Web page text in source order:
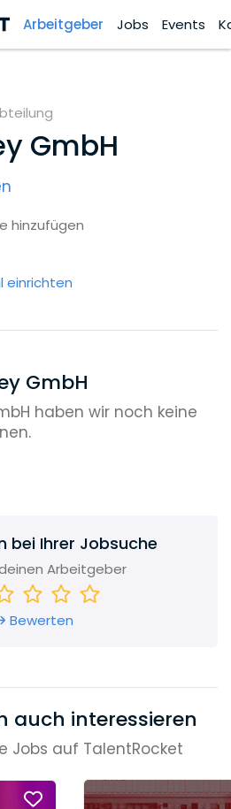
Arbeitgeber Jobs Events
GmbH
hinzufügen
einrichten
GmbH
haben wir noch keine
bei Ihrer Jobsuche
Arbeitgeber
Bewerten
auch interessieren
Jobs auf TalentRocket